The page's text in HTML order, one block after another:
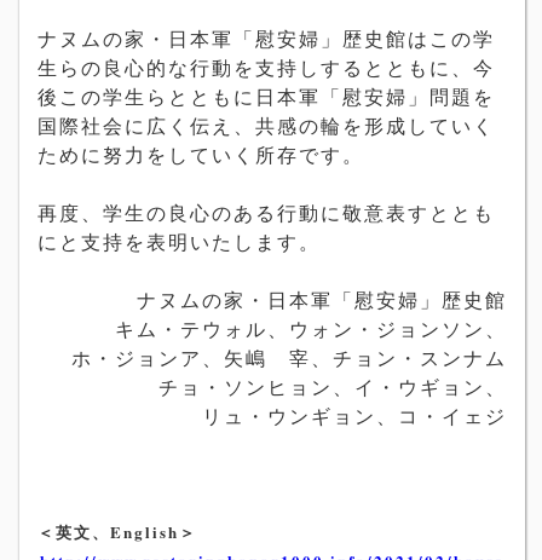
ナヌムの家 ・ 日本軍「慰安婦」 歴史館はこの学
生らの良心的な行動を支持しするとともに 、今
後この学生らとともに日本軍「慰安婦」問題を
国際社会に広く 伝え、共感の輪を形成していく
ために努力をしていく所存です。
再度、 学生の良心のある行動に敬意表すととも
にと支持を表明いた します。
ナヌムの家 ・ 日本軍「慰安婦」 歴史館
キム・テウォル、ウォン・ジョンソン、
ホ・ジョンア、矢嶋 宰、チョン・スンナム
チョ・ソンヒョン、イ・ウギョン、
リュ・ウンギョン、コ・イェジ
＜英文、English＞